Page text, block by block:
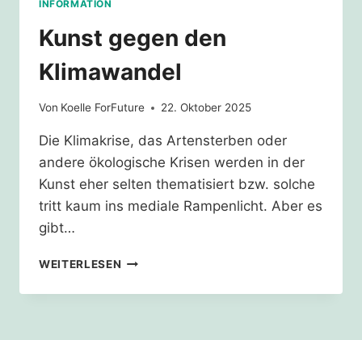
INFORMATION
Kunst gegen den
Klimawandel
Von Koelle ForFuture 22. Oktober 2025
Die Klimakrise, das Artensterben oder
andere ökologische Krisen werden in der
Kunst eher selten thematisiert bzw. solche
tritt kaum ins mediale Rampenlicht. Aber es
gibt…
WEITERLESEN KUNST
DEN